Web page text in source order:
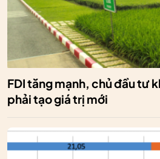
FDI tăng mạnh, chủ đầu tư
phải tạo giá trị mới